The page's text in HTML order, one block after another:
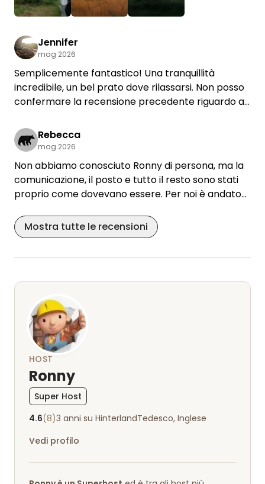
Jennifer
mag 2026
Semplicemente fantastico! Una tranquillità
incredibile, un bel prato dove rilassarsi. Non posso
confermare la recensione precedente riguardo al
due cani; il mio dobermann non è certo il più
socievole del mondo, ma è andato tutto benissimo.
Il proprietario è stato gentilissimo e abbiamo visto
solo di sfuggita il suo fox terrier anziano. Tornerò
sicuramente.
Rebecca
mag 2026
Non abbiamo conosciuto Ronny di persona, ma la
comunicazione, il posto e tutto il resto sono stati
proprio come dovevano essere. Per noi è andato
Mostra tutte le recensioni
HOST
Ronny
Super Host
4.6(8)3 anni su HinterlandTedesco, Inglese
Vedi profilo